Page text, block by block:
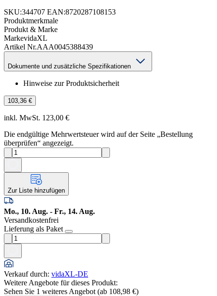
SKU:344707 EAN:8720287108153
Produktmerkmale
Produkt & Marke
MarkevidaXL
Artikel Nr.AAA0045388439
Dokumente und zusätzliche Spezifikationen
Hinweise zur Produktsicherheit
103,36 €
inkl. MwSt. 123,00 €
Die endgültige Mehrwertsteuer wird auf der Seite „Bestellung
überprüfen“ angezeigt.
Zur Liste hinzufügen
Mo., 10. Aug. - Fr., 14. Aug.
Versandkostenfrei
Lieferung als Paket
Verkauf durch: vidaXL-DE
Weitere Angebote für dieses Produkt:
Sehen Sie 1 weiteres Angebot (ab 108,98 €)